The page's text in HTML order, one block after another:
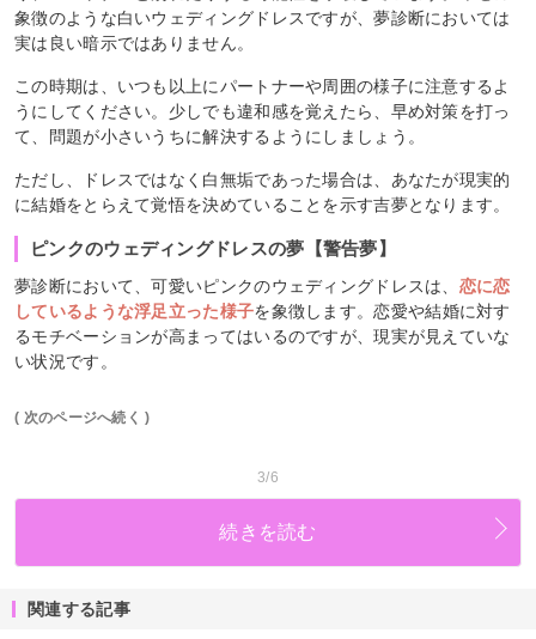
象徴のような白いウェディングドレスですが、夢診断においては
実は良い暗示ではありません。
この時期は、いつも以上にパートナーや周囲の様子に注意するよ
うにしてください。少しでも違和感を覚えたら、早め対策を打っ
て、問題が小さいうちに解決するようにしましょう。
ただし、ドレスではなく白無垢であった場合は、あなたが現実的
に結婚をとらえて覚悟を決めていることを示す吉夢となります。
ピンクのウェディングドレスの夢【警告夢】
夢診断において、可愛いピンクのウェディングドレスは、 恋に恋
しているような浮足立った様子を象徴します。恋愛や結婚に対す
るモチベーションが高まってはいるのですが、現実が見えていな
い状況です。
( 次のページへ続く )
3/6
続きを読む
関連する記事